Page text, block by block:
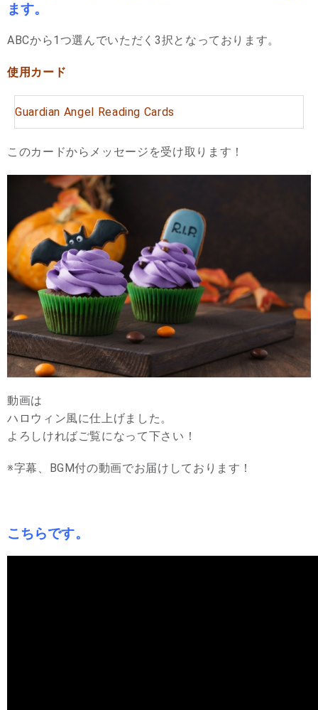
ます。
ABCから1つ選んでいただく3択となっております。
使用カード
Guardian Angel Reading Cards
このカードからメッセージを受け取ります！
動画は
ハロウィン風に仕上げました。
よろしければご覧になって下さい！
※字幕、BGM付の動画でお届けしております！
こちらです。